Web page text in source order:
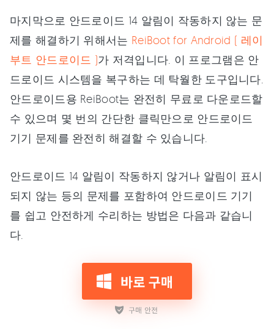
마지막으로 안드로이드 14 알림이 작동하지 않는 문
제를 해결하기 위해서는 ReiBoot for Android ( 레이
부트 안드로이드 )가 저격입니다. 이 프로그램은 안
드로이드 시스템을 복구하는 데 탁월한 도구입니다.
안드로이드용 ReiBoot는 완전히 무료로 다운로드할
수 있으며 몇 번의 간단한 클릭만으로 안드로이드
기기 문제를 완전히 해결할 수 있습니다.
안드로이드 14 알림이 작동하지 않거나 알림이 표시
되지 않는 등의 문제를 포함하여 안드로이드 기기
를 쉽고 안전하게 수리하는 방법은 다음과 같습니
다.